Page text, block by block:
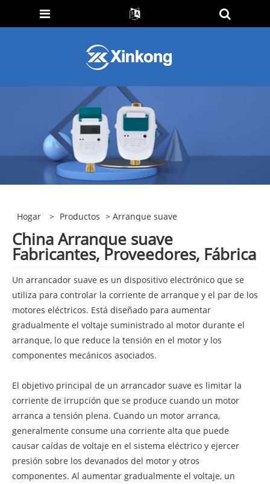
Hogar > Productos > Arranque suave
China Arranque suave
Fabricantes, Proveedores, Fábrica
Un arrancador suave es un dispositivo electrónico que se
utiliza para controlar la corriente de arranque y el par de los
motores eléctricos. Está diseñado para aumentar
gradualmente el voltaje suministrado al motor durante el
arranque, lo que reduce la tensión en el motor y los
componentes mecánicos asociados.
El objetivo principal de un arrancador suave es limitar la
corriente de irrupción que se produce cuando un motor
arranca a tensión plena. Cuando un motor arranca,
generalmente consume una corriente alta que puede
causar caídas de voltaje en el sistema eléctrico y ejercer
presión sobre los devanados del motor y otros
componentes. Al aumentar gradualmente el voltaje, un